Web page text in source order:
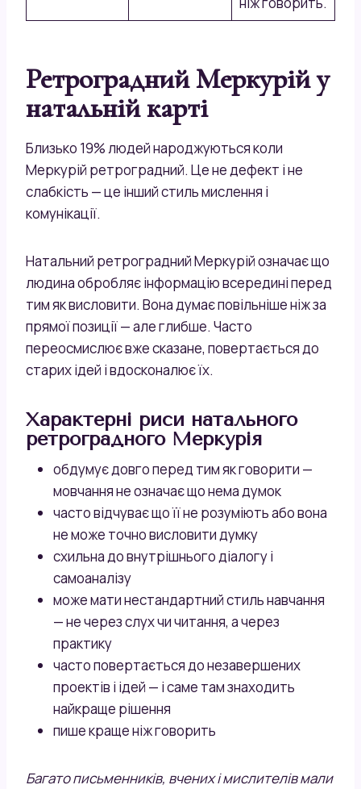
Ретроградний Меркурій у
натальній карті
Близько 19% людей народжуються коли
Меркурій ретроградний. Це не дефект і не
слабкість — це інший стиль мислення і
комунікації.
Натальний ретроградний Меркурій означає що
людина обробляє інформацію всередині перед
тим як висловити. Вона думає повільніше ніж за
прямої позиції — але глибше. Часто
переосмислює вже сказане, повертається до
старих ідей і вдосконалює їх.
Характерні риси натального
ретроградного Меркурія
обдумує довго перед тим як говорити —
мовчання не означає що нема думок
часто відчуває що її не розуміють або вона
не може точно висловити думку
схильна до внутрішнього діалогу і
самоаналізу
може мати нестандартний стиль навчання
— не через слух чи читання, а через
практику
часто повертається до незавершених
проектів і ідей — і саме там знаходить
найкраще рішення
пише краще ніж говорить
Багато письменників, вчених і мислителів мали